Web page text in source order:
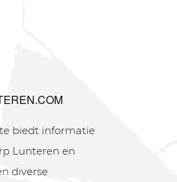
biedt informatie
Lunteren en
diverse